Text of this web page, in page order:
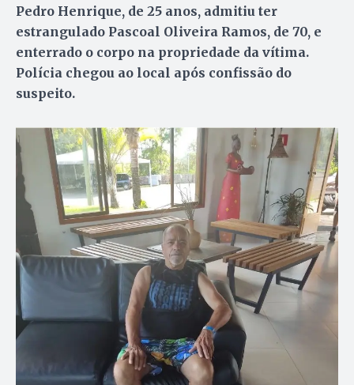
Pedro Henrique, de 25 anos, admitiu ter
estrangulado Pascoal Oliveira Ramos, de 70, e
enterrado o corpo na propriedade da vítima.
Polícia chegou ao local após confissão do
suspeito.